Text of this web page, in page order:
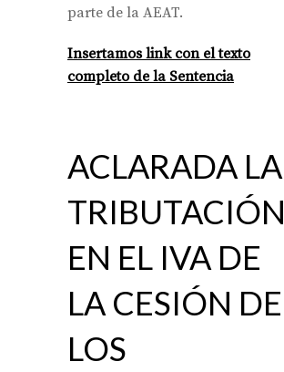
parte de la AEAT.
Insertamos link con el texto
completo de la Sentencia
ACLARADA LA
TRIBUTACIÓN
EN EL IVA DE
LA CESIÓN DE
LOS